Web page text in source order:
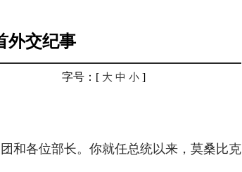
外交纪事
字号：[ 大 中 小 ]
和各位部长。你就任总统以来，莫桑比克